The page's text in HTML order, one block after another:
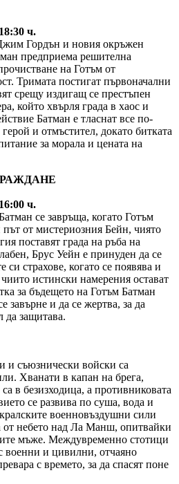
ч.
Гордън и новия окръжен
предприема решителна
на Готъм от
Тримата постигат първоначални
срещу издигащ се престъпен
който хвърля града в хаос и
Батман е тласнат все по-
и отмъстител, докато битката
за морала и цената на
ч.
се завръща, когато Готъм
от мистериозния Бейн, чиято
поставят града на ръба на
Брус Уейн е принуден да се
си страхове, когато се появява и
истински намерения остават
за бъдещето на Готъм Батман
завърне и да се жертва, за да
да защитава.
и съюзнически войски са
Хванати в капан на брега,
в безизходица, а противниковата
се развива по суша, вода и
военновъздушни сили
от небето над Ла Манш, опитвайки
мъже. Междувременно стотици
военни и цивилни, отчаяно
с времето, за да спасят поне